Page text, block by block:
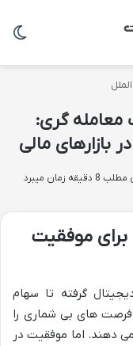
معامله گری:
بازارهای مالی
زمان میبرد
برای موفقیت
گرفته تا سهام
های بی شماری را
دهند. اما موفقیت در